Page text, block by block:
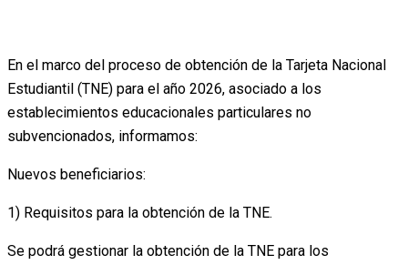
En el marco del proceso de obtención de la Tarjeta Nacional
Estudiantil (TNE) para el año 2026, asociado a los
establecimientos educacionales particulares no
subvencionados, informamos:
Nuevos beneficiarios:
1) Requisitos para la obtención de la TNE.
Se podrá gestionar la obtención de la TNE para los